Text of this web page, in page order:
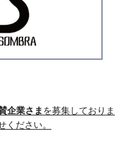
企業さま を募集しておりま
ください。